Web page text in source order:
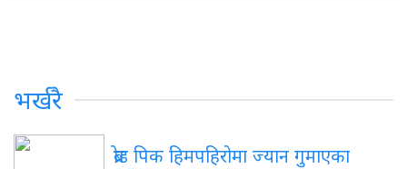
भर्खरै
ब्रोड पिक हिमपहिरोमा ज्यान गुमाएका